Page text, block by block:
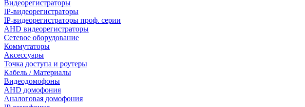
Видеорегистраторы
IP-видеорегистраторы
IP-видеорегистраторы проф. серии
AHD видеорегистраторы
Сетевое оборудование
Коммутаторы
Аксессуары
Точка доступа и роутеры
Кабель / Материалы
Видеодомофоны
AHD домофония
Аналоговая домофония